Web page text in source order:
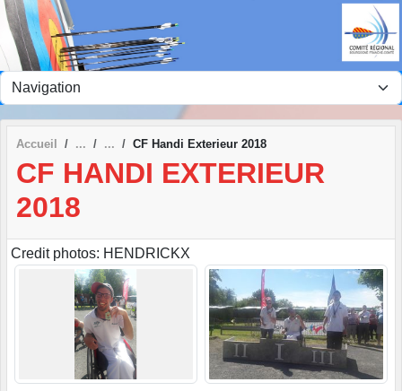
Accueil CF Handi Exterieur 2018
CF HANDI EXTERIEUR
2018
Credit photos: HENDRICKX
Panneau de gestion des cookies